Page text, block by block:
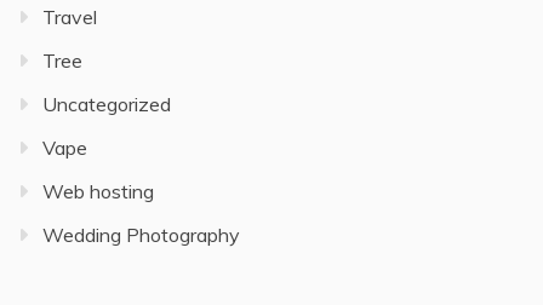
Travel
Tree
Uncategorized
Vape
Web hosting
Wedding Photography